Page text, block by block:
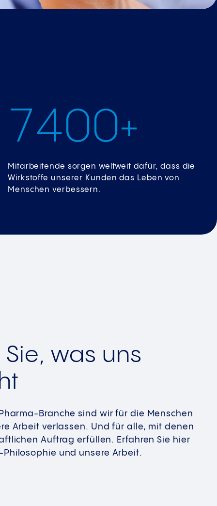
7400+
Mitarbeitende sorgen weltweit dafür, dass die
Wirkstoffe unserer Kunden das Leben von
Menschen verbessern.
was uns
Branche sind wir für die Menschen
Arbeit verlassen. Und für alle, mit denen
Auftrag erfüllen. Erfahren Sie hier
und unsere Arbeit.